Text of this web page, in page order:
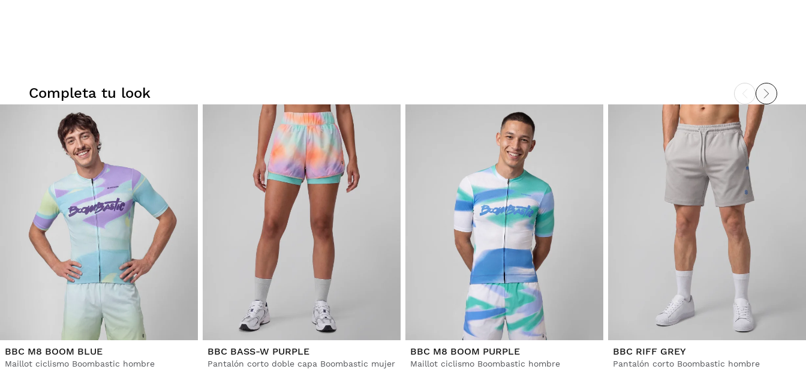
Completa tu look
BBC M8 BOOM BLUE
Maillot ciclismo Boombastic hombre
BBC BASS-W PURPLE
Pantalón corto doble capa Boombastic mujer
BBC M8 BOOM PURPLE
Maillot ciclismo Boombastic hombre
BBC RIFF GREY
Pantalón corto Boombastic hombre